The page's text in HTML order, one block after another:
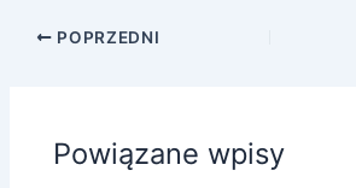
POPRZEDNI
Powiązane wpisy